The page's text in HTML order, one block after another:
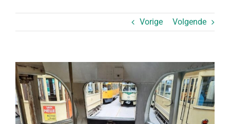
Vorige Volgende
Bekijk
grotere
afbeelding